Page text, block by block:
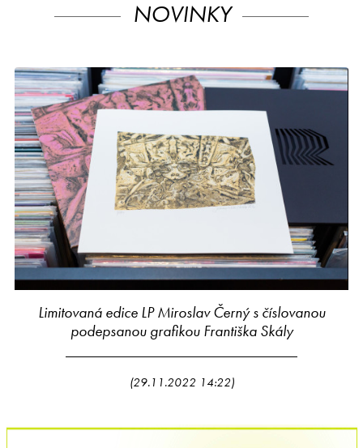
NOVINKY
Limitovaná edice LP Miroslav Černý s číslovanou
podepsanou grafikou Františka Skály
(29.11.2022 14:22)